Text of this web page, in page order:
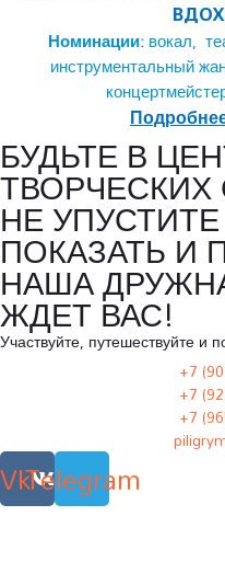
Номинации:вокал,
инструментальный
БУДЬТЕ В
НЕ
ПОКАЗАТЬ И
НАША
ЖДЕТ ВАС!
Участвуйте, путешествуйте и
+7
+7
+7
VkTelegram